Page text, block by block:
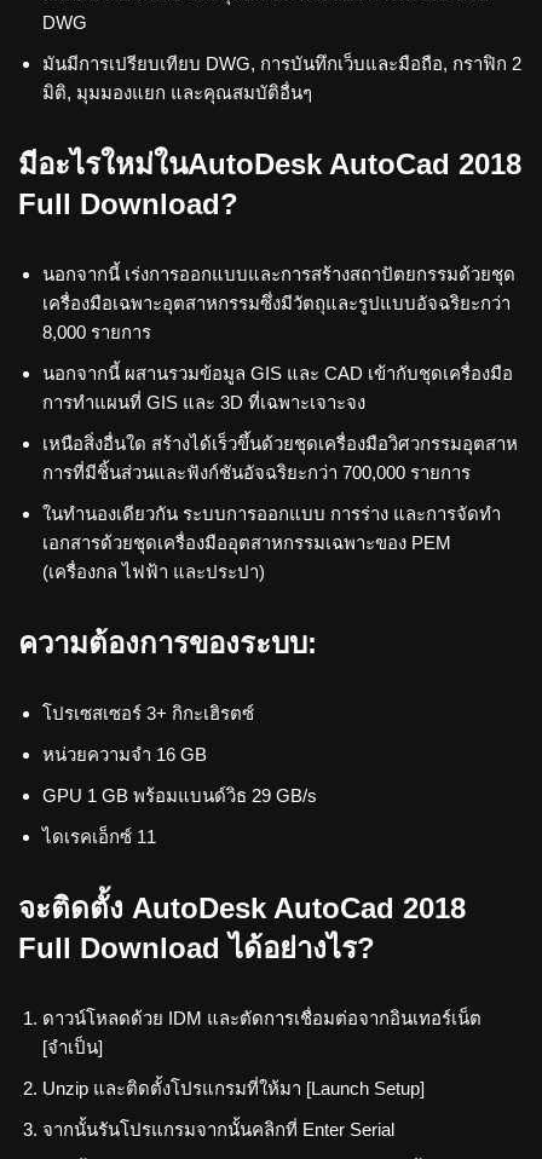
DWG
มันมีการเปรียบเทียบ DWG, การบันทึกเว็บและมือถือ, กราฟิก 2
มิติ, มุมมองแยก และคุณสมบัติอื่นๆ
มีอะไรใหม่ในAutoDesk AutoCad 2018
Full Download?
นอกจากนี้ เร่งการออกแบบและการสร้างสถาปัตยกรรมด้วยชุด
เครื่องมือเฉพาะอุตสาหกรรมซึ่งมีวัตถุและรูปแบบอัจฉริยะกว่า
8,000 รายการ
นอกจากนี้ ผสานรวมข้อมูล GIS และ CAD เข้ากับชุดเครื่องมือ
การทำแผนที่ GIS และ 3D ที่เฉพาะเจาะจง
เหนือสิ่งอื่นใด สร้างได้เร็วขึ้นด้วยชุดเครื่องมือวิศวกรรมอุตสาห
การที่มีชิ้นส่วนและฟังก์ชันอัจฉริยะกว่า 700,000 รายการ
ในทำนองเดียวกัน ระบบการออกแบบ การร่าง และการจัดทำ
เอกสารด้วยชุดเครื่องมืออุตสาหกรรมเฉพาะของ PEM
(เครื่องกล ไฟฟ้า และประปา)
ความต้องการของระบบ:
โปรเซสเซอร์ 3+ กิกะเฮิรตซ์
หน่วยความจำ 16 GB
GPU 1 GB พร้อมแบนด์วิธ 29 GB/s
ไดเรคเอ็กซ์ 11
จะติดตั้ง AutoDesk AutoCad 2018
Full Download ได้อย่างไร?
ดาวน์โหลดด้วย IDM และตัดการเชื่อมต่อจากอินเทอร์เน็ต
[จำเป็น]
Unzip และติดตั้งโปรแกรมที่ให้มา [Launch Setup]
จากนั้นรันโปรแกรมจากนั้นคลิกที่ Enter Serial